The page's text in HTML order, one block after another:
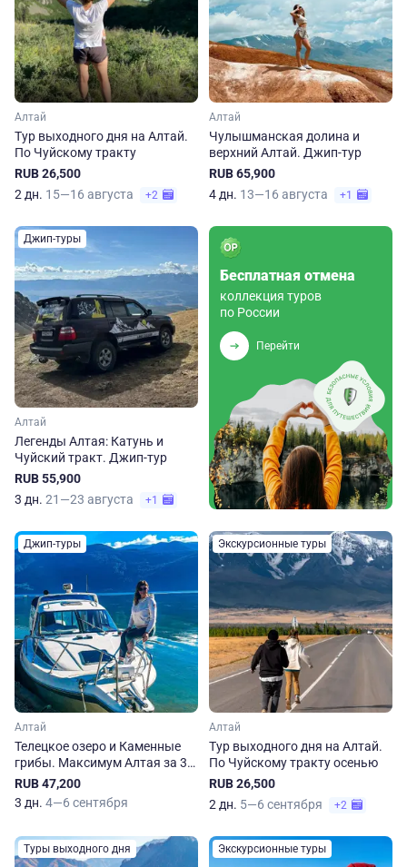
Алтай
Тур выходного дня на Алтай.
По Чуйскому тракту
RUB 26,500
2 дн. 15—16 августа +2
Алтай
Чулышманская долина и
верхний Алтай. Джип-тур
RUB 65,900
4 дн. 13—16 августа +1
Джип-туры
Алтай
Легенды Алтая: Катунь и
Чуйский тракт. Джип-тур
RUB 55,900
3 дн. 21—23 августа +1
Бесплатная отмена
коллекция туров
по России
Перейти
Джип-туры
Алтай
Телецкое озеро и Каменные
грибы. Максимум Алтая за 3
дня!
RUB 47,200
3 дн. 4—6 сентября
Экскурсионные туры
Алтай
Тур выходного дня на Алтай.
По Чуйскому тракту осенью
RUB 26,500
2 дн. 5—6 сентября +2
Туры выходного дня Экскурсионные туры